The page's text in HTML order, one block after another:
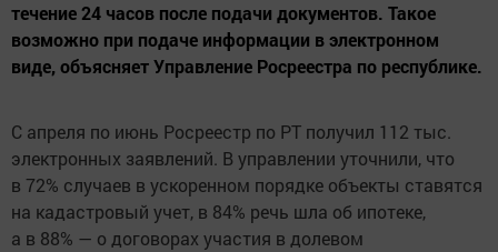
течение 24 часов после подачи документов. Такое
возможно при подаче информации в электронном
виде, объясняет Управление Росреестра по республике.
С апреля по июнь Росреестр по РТ получил 112 тыс.
электронных заявлений. В управлении уточнили, что
в 72% случаев в ускоренном порядке объекты ставятся
на кадастровый учет, в 84% речь шла об ипотеке,
а в 88% — о договорах участия в долевом